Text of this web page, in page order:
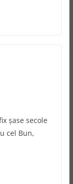
şase secole
cel Bun,